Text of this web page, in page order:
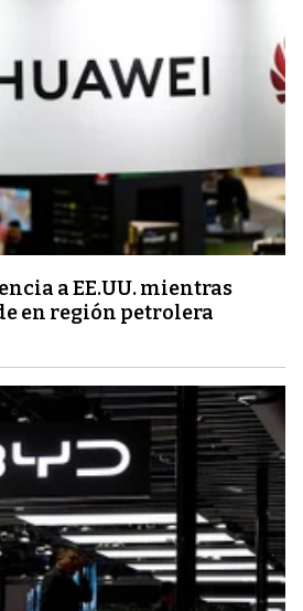
a EE.UU. mientras
en región petrolera